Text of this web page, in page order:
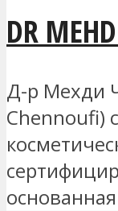
DR
Д-р Мехди
Chennoufi)